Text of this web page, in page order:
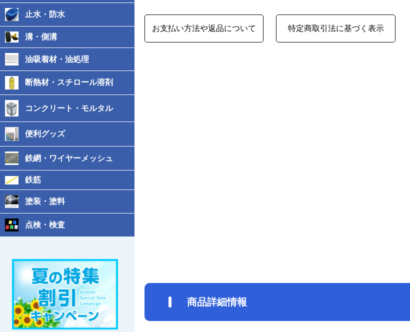
止水・防水
溝・側溝
油吸着材・油処理
断熱材・スチロール溶剤
コンクリート・モルタル
便利グッズ
鉄網・ワイヤーメッシュ
鉄筋
塗装・塗料
点検・検査
お支払い方法や返品について 特定商取引法に基づく表示
商品詳細情報